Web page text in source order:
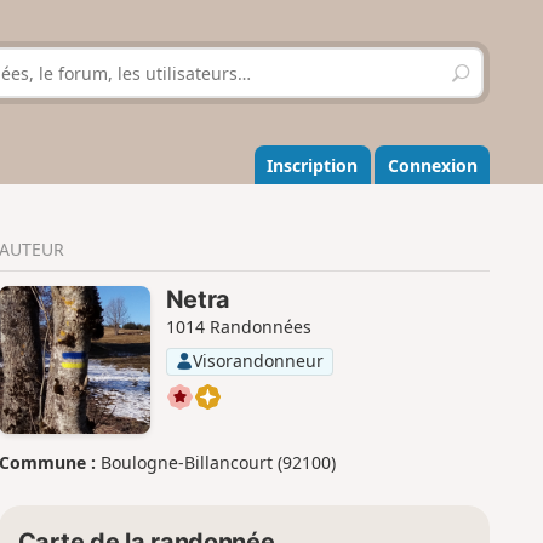
R
e
h
e
r
r
Inscription Connexion
AUTEUR
Netra
1014 Randonnées
Visorandonneur
Commune : Boulogne-Billancourt (92100)